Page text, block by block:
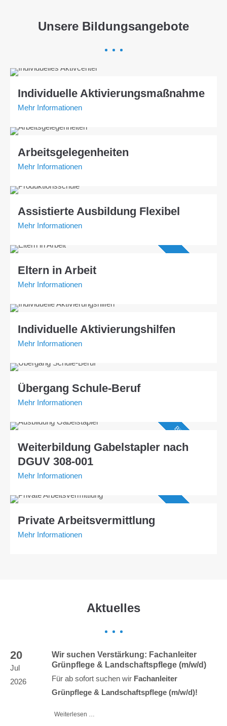
Unsere Bildungsangebote
Individuelle Aktivierungsmaßnahme
Mehr Informationen
Arbeitsgelegenheiten
Mehr Informationen
Assistierte Ausbildung Flexibel
Mehr Informationen
Eltern in Arbeit
Mehr Informationen
Individuelle Aktivierungshilfen
Mehr Informationen
Übergang Schule-Beruf
Mehr Informationen
Bildungsgutschein
Weiterbildung Gabelstapler nach
DGUV 308-001
Mehr Informationen
Private Arbeitsvermittlung
Mehr Informationen
Aktuelles
20
Jul
2026
Wir suchen Verstärkung: Fachanleiter
Grünpflege & Landschaftspflege (m/w/d)
Für ab sofort suchen wir Fachanleiter
Grünpflege & Landschaftspflege (m/w/d)!
Weiterlesen …